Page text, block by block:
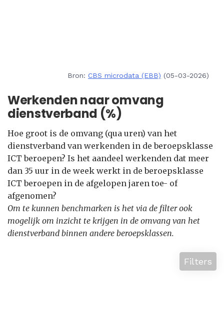
Bron: CBS microdata (EBB) (05-03-2026)
Werkenden naar omvang
dienstverband (%)
Hoe groot is de omvang (qua uren) van het
dienstverband van werkenden in de beroepsklasse
ICT beroepen? Is het aandeel werkenden dat meer
dan 35 uur in de week werkt in de beroepsklasse
ICT beroepen in de afgelopen jaren toe- of
afgenomen?
Om te kunnen benchmarken is het via de filter ook
mogelijk om inzicht te krijgen in de omvang van het
dienstverband binnen andere beroepsklassen.
Filters